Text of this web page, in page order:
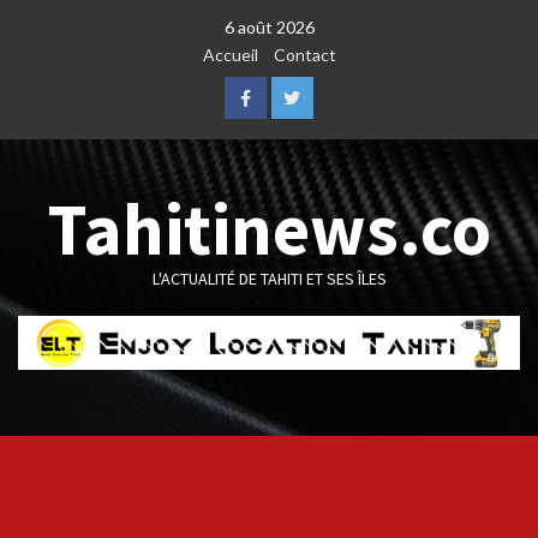
6 août 2026
Accueil
Contact
FacebookTwitter
Tahitinews.co
L'ACTUALITÉ DE TAHITI ET SES ÎLES